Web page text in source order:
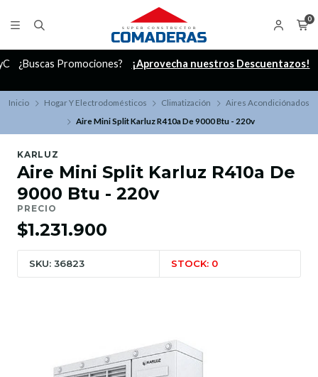
0
¿Buscas Promociones? ¡Aprovecha nuestros Descuentazos!
Inicio Hogar Y Electrodomésticos Climatización
Aires Acondiciónados
Aire Mini Split Karluz R410a De 9000 Btu - 220v
KARLUZ
Aire Mini Split Karluz R410a De
9000 Btu - 220v
PRECIO
$1.231.900
SKU: 36823 STOCK: 0